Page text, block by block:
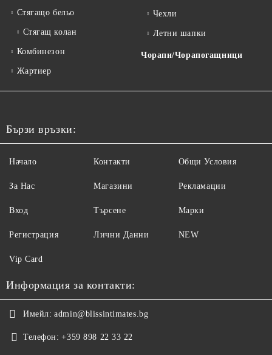
Стягащо бельо
Стягащ колан
Комбинезон
Жартиер
Чехли
Летни шапки
Чорапи/Чорапогащници
Бързи връзки:
Начало
За Нас
Вход
Регистрация
Контакти
Магазини
Търсене
Лични Данни
Общи Условия
Рекламации
Марки
NEW
Vip Card
Информация за контакти:
Имейл: admin@blissintimates.bg
Телефон: +359 898 22 33 22